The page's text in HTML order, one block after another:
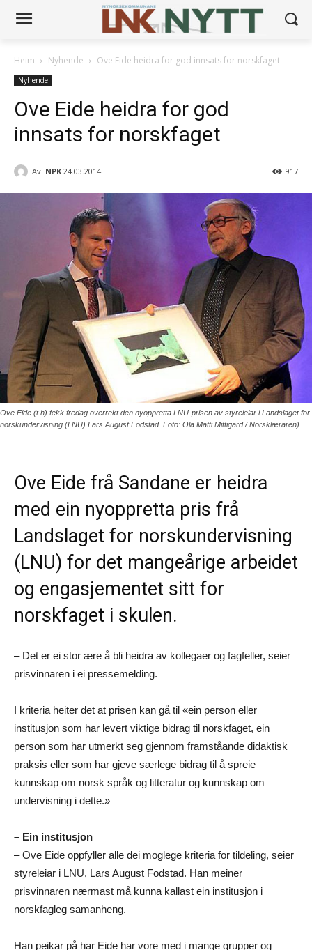
Heim Nyhende Ove Eide heidra for god innsats for norskfaget
Nyhende
Ove Eide heidra for god
innsats for norskfaget
Av NPK 24.03.2014 917
Ove Eide (t.h) fekk fredag overrekt den nyoppretta LNU-prisen av styreleiar i Landslaget for
norskundervisning (LNU) Lars August Fodstad. Foto: Ola Matti Mittigard / Norsklæraren)
Ove Eide frå Sandane er heidra
med ein nyoppretta pris frå
Landslaget for norskundervisning
(LNU) for det mangeårige arbeidet
og engasjementet sitt for
norskfaget i skulen.
– Det er ei stor ære å bli heidra av kollegaer og fagfeller, seier
prisvinnaren i ei pressemelding.
I kriteria heiter det at prisen kan gå til «ein person eller
institusjon som har levert viktige bidrag til norskfaget, ein
person som har utmerkt seg gjennom framståande didaktisk
praksis eller som har gjeve særlege bidrag til å spreie
kunnskap om norsk språk og litteratur og kunnskap om
undervisning i dette.»
– Ein institusjon
– Ove Eide oppfyller alle dei moglege kriteria for tildeling, seier
styreleiar i LNU, Lars August Fodstad. Han meiner
prisvinnaren nærmast må kunna kallast ein institusjon i
norskfagleg samanheng.
Han peikar på har Eide har vore med i mange grupper og